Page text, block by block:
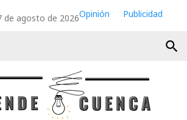
de agosto de 2026Opinión
Publicidad
search